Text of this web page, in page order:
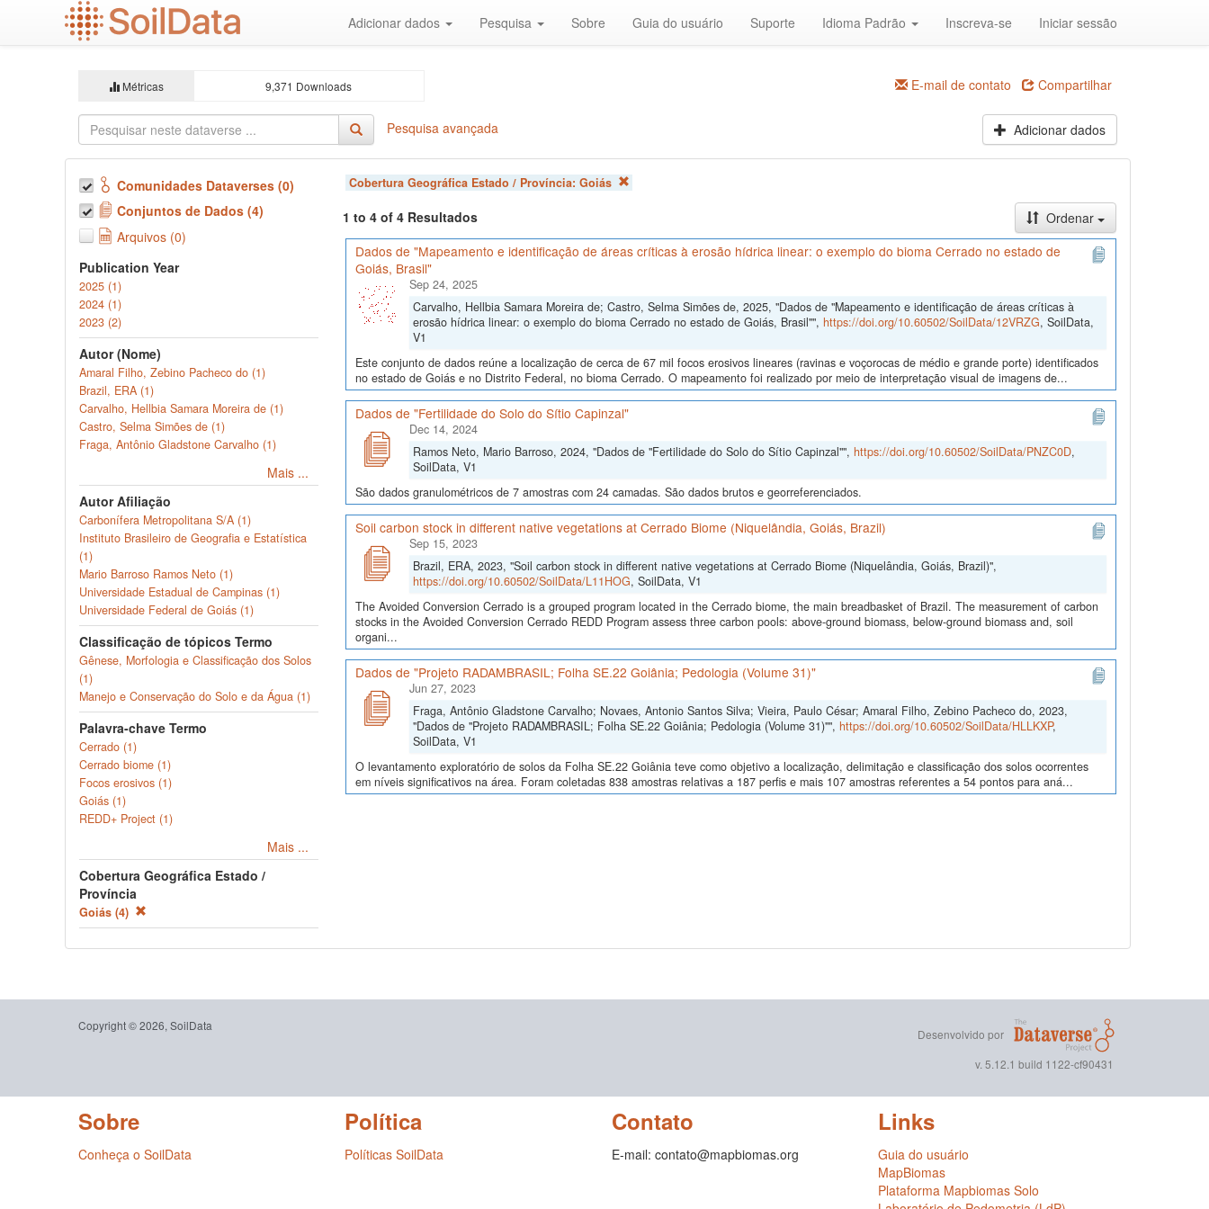
Adicionar dados Pesquisa Sobre Guia do usuário Suporte Idioma Padrão Inscreva-se Iniciar sessão
Métricas 9,371 Downloads E-mail de contato Compartilhar
Pesquisa avançada Adicionar dados
Comunidades Dataverses (0)
Conjuntos de Dados (4)
Arquivos (0)
Publication Year
2025 (1)
2024 (1)
2023 (2)
Autor (Nome)
Amaral Filho, Zebino Pacheco do (1)
Brazil, ERA (1)
Carvalho, Hellbia Samara Moreira de (1)
Castro, Selma Simões de (1)
Fraga, Antônio Gladstone Carvalho (1)
Mais ...
Autor Afiliação
Carbonífera Metropolitana S/A (1)
Instituto Brasileiro de Geografia e Estatística
(1)
Mario Barroso Ramos Neto (1)
Universidade Estadual de Campinas (1)
Universidade Federal de Goiás (1)
Classificação de tópicos Termo
Gênese, Morfologia e Classificação dos Solos
(1)
Manejo e Conservação do Solo e da Água (1)
Palavra-chave Termo
Cerrado (1)
Cerrado biome (1)
Focos erosivos (1)
Goiás (1)
REDD+ Project (1)
Mais ...
Cobertura Geográfica Estado /
Província
Goiás (4)
Cobertura Geográfica Estado / Província: Goiás
1 to 4 of 4 Resultados
Ordenar
Dados de "Mapeamento e identificação de áreas críticas à erosão hídrica linear: o exemplo do bioma Cerrado no estado de
Goiás, Brasil"
Sep 24, 2025
Carvalho, Hellbia Samara Moreira de; Castro, Selma Simões de, 2025, "Dados de "Mapeamento e identificação de áreas críticas à
erosão hídrica linear: o exemplo do bioma Cerrado no estado de Goiás, Brasil"", https://doi.org/10.60502/SoilData/12VRZG, SoilData,
V1
Este conjunto de dados reúne a localização de cerca de 67 mil focos erosivos lineares (ravinas e voçorocas de médio e grande porte) identificados
no estado de Goiás e no Distrito Federal, no bioma Cerrado. O mapeamento foi realizado por meio de interpretação visual de imagens de...
Dados de "Fertilidade do Solo do Sítio Capinzal"
Dec 14, 2024
Ramos Neto, Mario Barroso, 2024, "Dados de "Fertilidade do Solo do Sítio Capinzal"", https://doi.org/10.60502/SoilData/PNZC0D,
SoilData, V1
São dados granulométricos de 7 amostras com 24 camadas. São dados brutos e georreferenciados.
Soil carbon stock in different native vegetations at Cerrado Biome (Niquelândia, Goiás, Brazil)
Sep 15, 2023
Brazil, ERA, 2023, "Soil carbon stock in different native vegetations at Cerrado Biome (Niquelândia, Goiás, Brazil)",
https://doi.org/10.60502/SoilData/L11HOG, SoilData, V1
The Avoided Conversion Cerrado is a grouped program located in the Cerrado biome, the main breadbasket of Brazil. The measurement of carbon
stocks in the Avoided Conversion Cerrado REDD Program assess three carbon pools: above-ground biomass, below-ground biomass and, soil
organi...
Dados de "Projeto RADAMBRASIL; Folha SE.22 Goiânia; Pedologia (Volume 31)"
Jun 27, 2023
Fraga, Antônio Gladstone Carvalho; Novaes, Antonio Santos Silva; Vieira, Paulo César; Amaral Filho, Zebino Pacheco do, 2023,
"Dados de "Projeto RADAMBRASIL; Folha SE.22 Goiânia; Pedologia (Volume 31)"", https://doi.org/10.60502/SoilData/HLLKXP,
SoilData, V1
O levantamento exploratório de solos da Folha SE.22 Goiânia teve como objetivo a localização, delimitação e classificação dos solos ocorrentes
em níveis significativos na área. Foram coletadas 838 amostras relativas a 187 perfis e mais 107 amostras referentes a 54 pontos para aná...
Copyright © 2026, SoilData
Desenvolvido por
v. 5.12.1 build 1122-cf90431
Sobre
Conheça o SoilData
Política
Políticas SoilData
Contato
E-mail: contato@mapbiomas.org
Links
Guia do usuário
MapBiomas
Plataforma Mapbiomas Solo